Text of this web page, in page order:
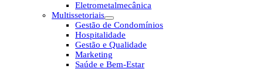
Eletrometalmecânica
Multissetoriais
Gestão de Condomínios
Hospitalidade
Gestão e Qualidade
Marketing
Saúde e Bem-Estar